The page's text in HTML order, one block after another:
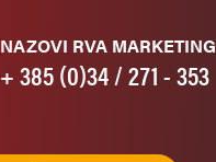
NAZOVI RVA MARKETING
+ 385 (0)34 / 271 - 353